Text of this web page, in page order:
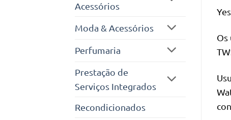
Acessórios
Moda & Acessórios
Perfumaria
Prestação de
Serviços Integrados
Recondicionados
Os